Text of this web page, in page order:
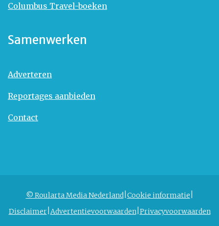
Columbus Travel-boeken
Samenwerken
Adverteren
Reportages aanbieden
Contact
© Roularta Media Nederland Cookie informatie
Disclaimer Advertentievoorwaarden Privacyvoorwaarden